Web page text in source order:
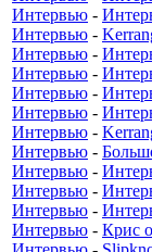
Интервью -
Интервью -
Интервью -
Интервью -
Интервью -
Интервью -
Интервью -
Интервью -
Интервью -
Интервью -
Интервью -
Интервью - Крис